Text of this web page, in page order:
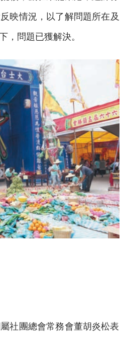
映情況，以了解問題所在及
，問題已獲解決。
社團總會常務會董胡炎松表